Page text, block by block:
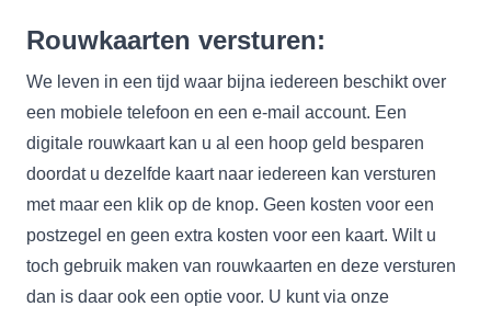
Rouwkaarten versturen:
We leven in een tijd waar bijna iedereen beschikt over
een mobiele telefoon en een e-mail account. Een
digitale rouwkaart kan u al een hoop geld besparen
doordat u dezelfde kaart naar iedereen kan versturen
met maar een klik op de knop. Geen kosten voor een
postzegel en geen extra kosten voor een kaart. Wilt u
toch gebruik maken van rouwkaarten en deze versturen
dan is daar ook een optie voor. U kunt via onze